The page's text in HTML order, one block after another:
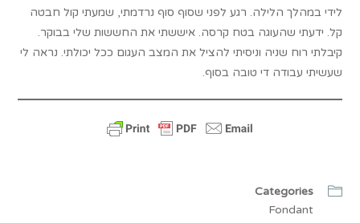
לידי במהלך הלילה. רגע לפני שסוף סוף נרדמתי, שמעתי קול חבטה
קל. ידעתי שהעוגה בטח קרסה. איששתי את החששות שלי בבוקר.
קיבלתי רוח שניה וניסיתי להציל את המצב העגום ככל יכולתי. נראה לי
שעשיתי עבודה די טובה בסוף.
Categories
Fondant